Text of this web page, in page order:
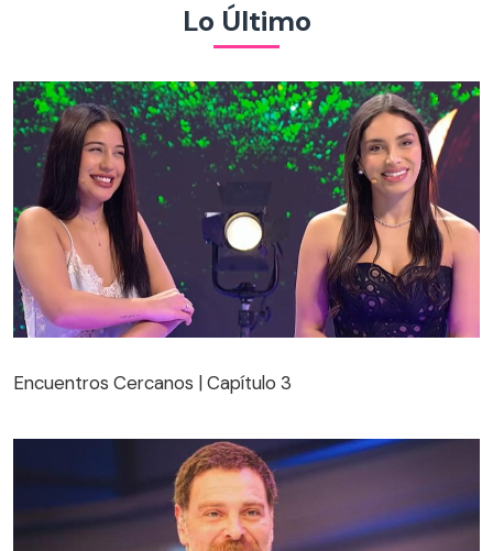
Lo Último
Encuentros Cercanos | Capítulo 3